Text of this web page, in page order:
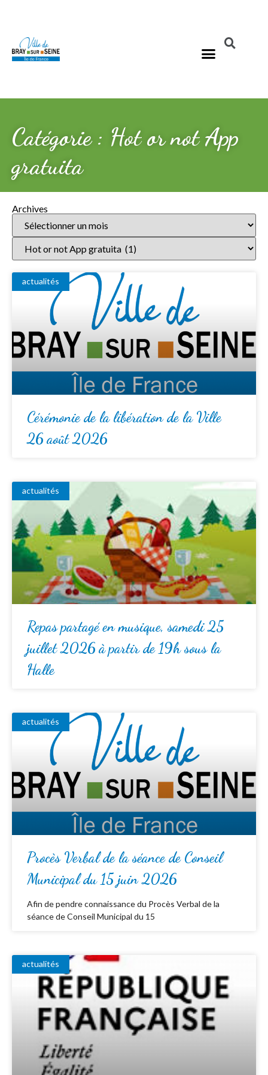
Catégorie : Hot or not App
gratuita
Archives
actualités
Cérémonie de la libération de la Ville
26 août 2026
actualités
Repas partagé en musique, samedi 25
juillet 2026 à partir de 19h sous la
Halle
actualités
Procès Verbal de la séance de Conseil
Municipal du 15 juin 2026
Afin de pendre connaissance du Procès Verbal de la
séance de Conseil Municipal du 15
actualités